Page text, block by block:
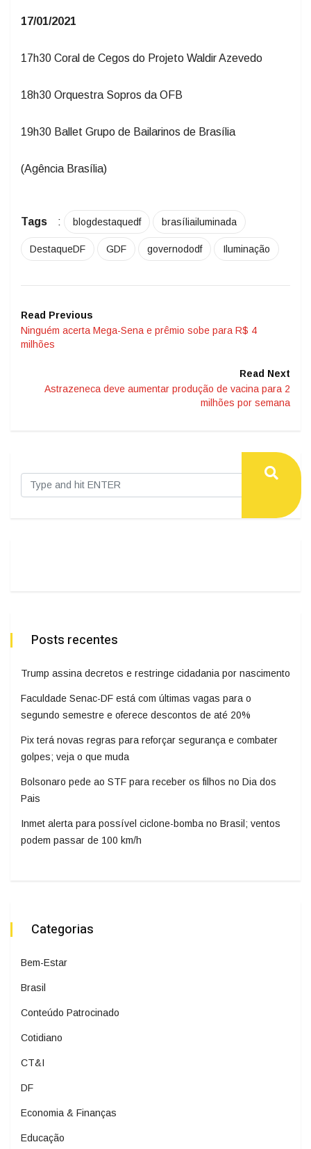
17/01/2021
17h30 Coral de Cegos do Projeto Waldir Azevedo
18h30 Orquestra Sopros da OFB
19h30 Ballet Grupo de Bailarinos de Brasília
(Agência Brasília)
Tags : blogdestaquedf brasíliailuminada
DestaqueDF GDF governododf Iluminação
Read Previous
Ninguém acerta Mega-Sena e prêmio sobe para R$ 4
milhões
Read Next
Astrazeneca deve aumentar produção de vacina para 2
milhões por semana
Posts recentes
Trump assina decretos e restringe cidadania por nascimento
Faculdade Senac-DF está com últimas vagas para o
segundo semestre e oferece descontos de até 20%
Pix terá novas regras para reforçar segurança e combater
golpes; veja o que muda
Bolsonaro pede ao STF para receber os filhos no Dia dos
Pais
Inmet alerta para possível ciclone-bomba no Brasil; ventos
podem passar de 100 km/h
Categorias
Bem-Estar
Brasil
Conteúdo Patrocinado
Cotidiano
CT&I
DF
Economia & Finanças
Educação